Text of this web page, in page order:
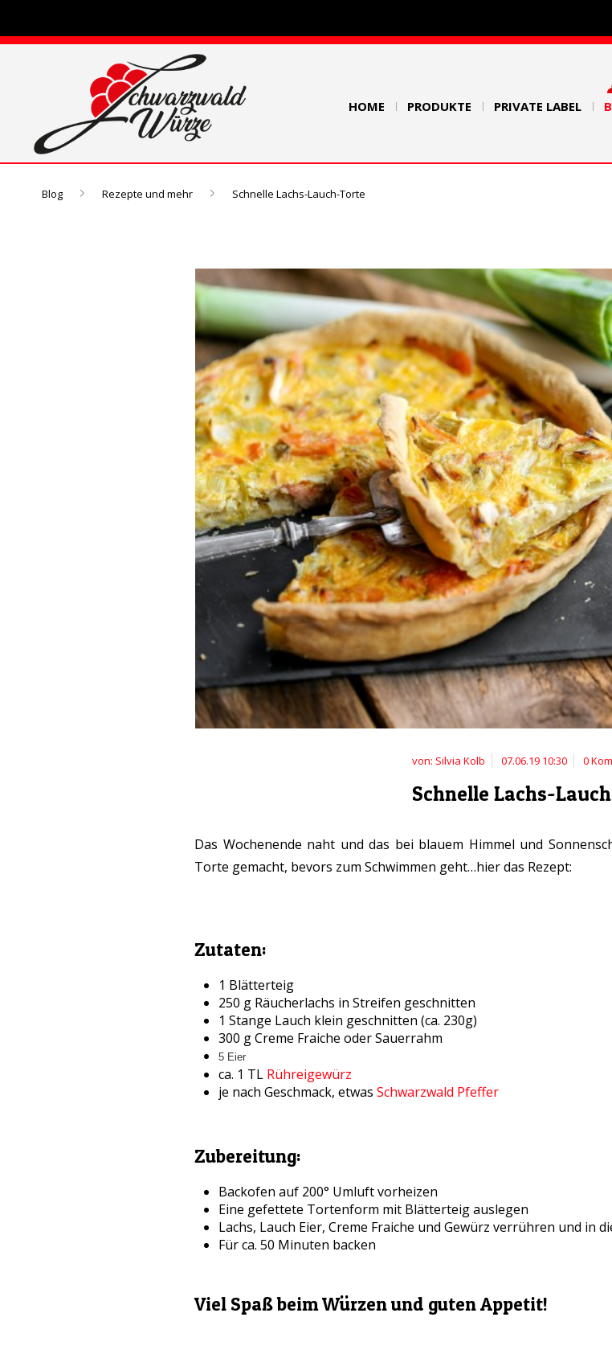
HOME PRODUKTE PRIVATE LABEL
Blog Rezepte und mehr Schnelle Lachs-Lauch-Torte
von: Silvia Kolb 07.06.19 10:30 0
Schnelle Lachs-
Das Wochenende naht und das bei blauem Himmel und
Torte gemacht, bevors zum Schwimmen geht…hier das Rezept:
Zutaten:
1 Blätterteig
250 g Räucherlachs in Streifen geschnitten
1 Stange Lauch klein geschnitten (ca. 230g)
300 g Creme Fraiche oder Sauerrahm
5 Eier
ca. 1 TL Rühreigewürz
je nach Geschmack, etwas Schwarzwald Pfeffer
Zubereitung:
Backofen auf 200° Umluft vorheizen
Eine gefettete Tortenform mit Blätterteig auslegen
Lachs, Lauch Eier, Creme Fraiche und Gewürz verrühren und in
Für ca. 50 Minuten backen
Viel Spaß beim Würzen und guten Appetit!